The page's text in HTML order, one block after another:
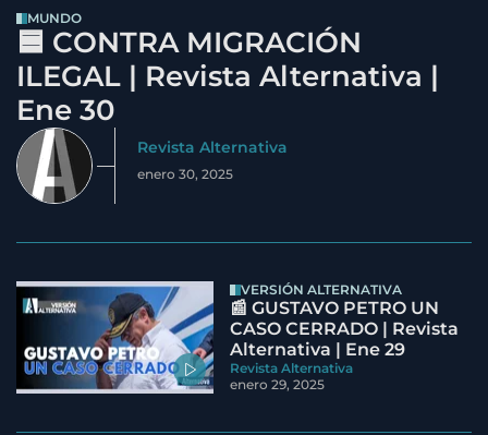
MUNDO
🟦 CONTRA MIGRACIÓN
ILEGAL | Revista Alternativa |
Ene 30
Revista Alternativa
enero 30, 2025
VERSIÓN ALTERNATIVA
📰 GUSTAVO PETRO UN
CASO CERRADO | Revista
Alternativa | Ene 29
Revista Alternativa
enero 29, 2025